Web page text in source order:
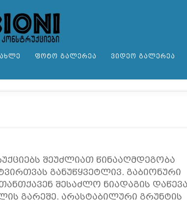
ᲤᲝᲢᲝ ᲒᲐᲚᲔᲠᲔᲐ ᲕᲘᲓᲔᲝ ᲒᲐᲚᲔᲠᲔᲐ
შეუძლიათ წინააღმდეგობა
განუწყვეტლივ. გაბიონური
შესაძლო ნიადაგის
გარეშე. არასტაბილური გრუნტის